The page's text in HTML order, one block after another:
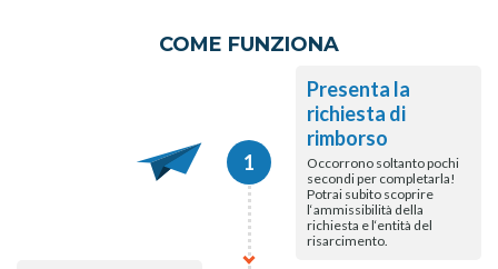
COME FUNZIONA
1
Presenta la
richiesta di
rimborso
Occorrono soltanto pochi
secondi per completarla!
Potrai subito scoprire
l‘ammissibilità della
richiesta e l‘entità del
risarcimento.